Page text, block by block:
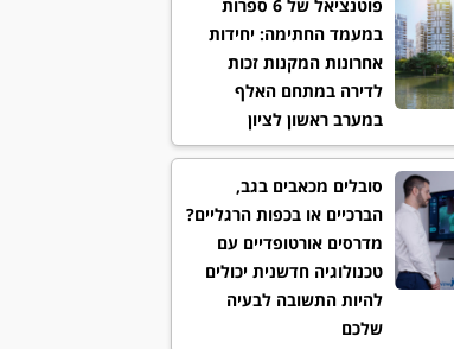
פוטנציאל של 6 ספרות
במעמד החתימה: יחידות
אחרונות המקנות זכות
לדירה במתחם האלף
במערב ראשון לציון
סובלים מכאבים בגב,
הברכיים או בכפות הרגליים?
מדרסים אורטופדיים עם
טכנולוגיה חדשנית יכולים
להיות התשובה לבעיה
שלכם